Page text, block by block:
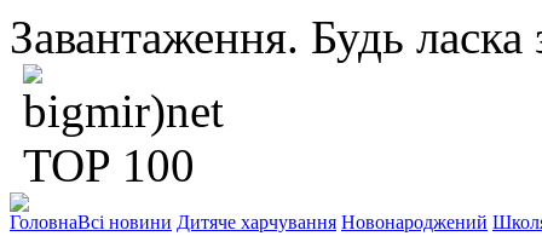
Завантаження. Будь ласка
ГоловнаВсі новини Дитяче харчування Новонароджений